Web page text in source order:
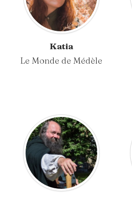
Katia
Le Monde de Médèle